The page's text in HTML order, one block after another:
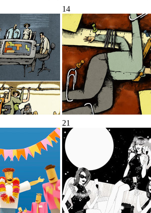
14
21